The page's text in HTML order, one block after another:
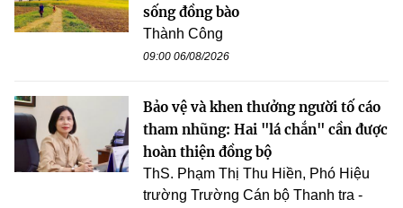
sống đồng bào
Thành Công
09:00 06/08/2026
Bảo vệ và khen thưởng người tố cáo
tham nhũng: Hai "lá chắn" cần được
hoàn thiện đồng bộ
ThS. Phạm Thị Thu Hiền, Phó Hiệu
trường Trường Cán bộ Thanh tra -